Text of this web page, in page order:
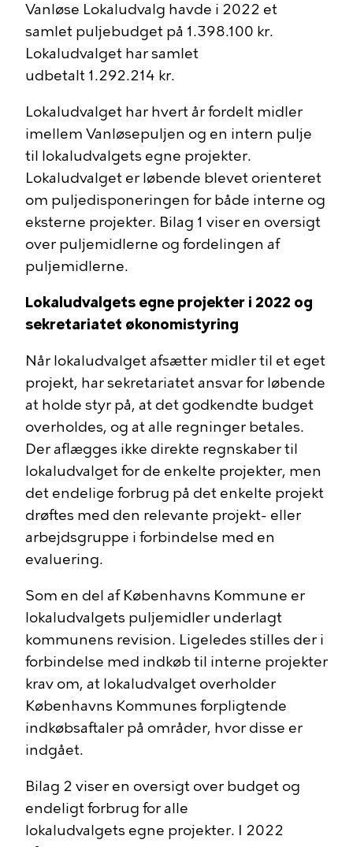
Vanløse Lokaludvalg havde i 2022 et
samlet puljebudget på 1.398.100 kr.
Lokaludvalget har samlet
udbetalt 1.292.214 kr.
Lokaludvalget har hvert år fordelt midler
imellem Vanløsepuljen og en intern pulje
til lokaludvalgets egne projekter.
Lokaludvalget er løbende blevet orienteret
om puljedisponeringen for både interne og
eksterne projekter. Bilag 1 viser en oversigt
over puljemidlerne og fordelingen af
puljemidlerne.
Lokaludvalgets egne projekter i 2022 og
sekretariatet økonomistyring
Når lokaludvalget afsætter midler til et eget
projekt, har sekretariatet ansvar for løbende
at holde styr på, at det godkendte budget
overholdes, og at alle regninger betales.
Der aflægges ikke direkte regnskaber til
lokaludvalget for de enkelte projekter, men
det endelige forbrug på det enkelte projekt
drøftes med den relevante projekt- eller
arbejdsgruppe i forbindelse med en
evaluering.
Som en del af Københavns Kommune er
lokaludvalgets puljemidler underlagt
kommunens revision. Ligeledes stilles der i
forbindelse med indkøb til interne projekter
krav om, at lokaludvalget overholder
Københavns Kommunes forpligtende
indkøbsaftaler på områder, hvor disse er
indgået.
Bilag 2 viser en oversigt over budget og
endeligt forbrug for alle
lokaludvalgets egne projekter. I 2022